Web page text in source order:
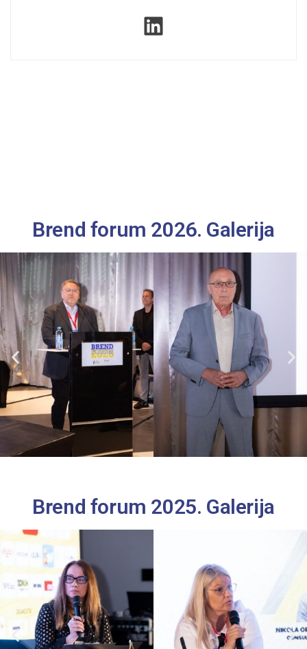
Brend forum 2026. Galerija
Brend forum 2025. Galerija